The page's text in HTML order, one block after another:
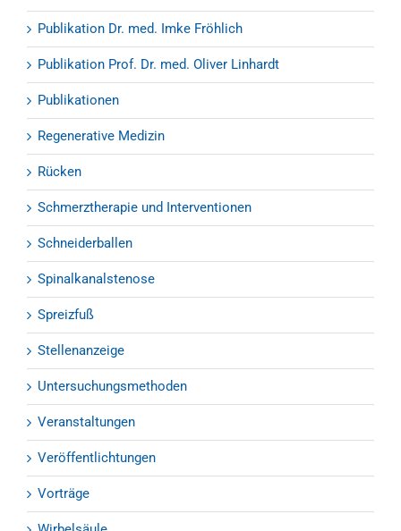
Publikation Dr. med. Imke Fröhlich
Publikation Prof. Dr. med. Oliver Linhardt
Publikationen
Regenerative Medizin
Rücken
Schmerztherapie und Interventionen
Schneiderballen
Spinalkanalstenose
Spreizfuß
Stellenanzeige
Untersuchungsmethoden
Veranstaltungen
Veröffentlichtungen
Vorträge